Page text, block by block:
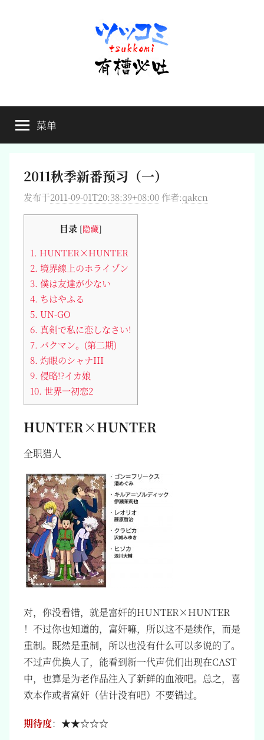
有
槽
必
吐
槽，
毋
菜单
2011秋季新番预习（一）
发布于2011-09-01T20:38:39+08:00 作者:qakcn
目录 [隐藏]
1. HUNTER×HUNTER
2. 境界線上のホライゾン
3. 僕は友達が少ない
4. ちはやふる
5. UN-GO
6. 真剣で私に恋しなさい!
7. バクマン。(第二期)
8. 灼眼のシャナIII
9. 侵略!?イカ娘
10. 世界一初恋2
HUNTER×HUNTER
全职猎人
对，你没看错，就是富奸的HUNTER×HUNTER
！不过你也知道的，富奸嘛，所以这不是续作，而是
重制。既然是重制，所以也没有什么可以多说的了。
不过声优换人了，能看到新一代声优们出现在CAST
中，也算是为老作品注入了新鲜的血液吧。总之，喜
欢本作或者富奸（估计没有吧）不要错过。
期待度：★★☆☆☆